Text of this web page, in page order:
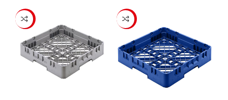
-23% -23%